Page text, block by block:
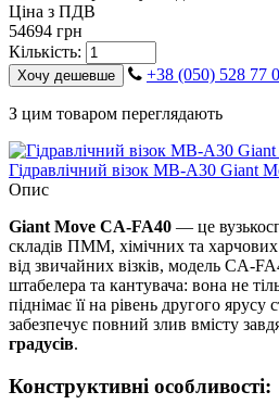
Ціна з ПДВ
54694 грн
Кількість:
Хочу дешевше +38 (050) 528 77
З цим товаром переглядають
Гідравлічний візок MB-A30 Giant
Опис
Giant Move CA-FA40 — це
складів ПММ, хімічних та
від звичайних візків, модель CA-
штабелера та кантувача: вона не
піднімає її на рівень другого ярусу
забезпечує повний злив вмісту
градусів.
Конструктивні особливості: